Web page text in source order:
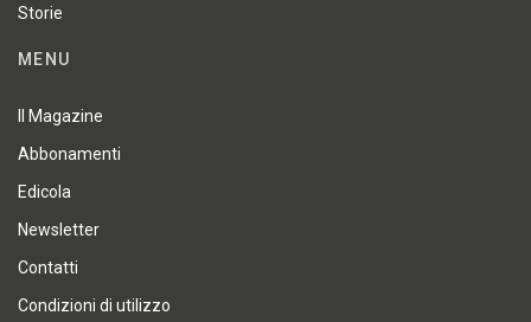
Storie
MENU
Il Magazine
Abbonamenti
Edicola
Newsletter
Contatti
Condizioni di utilizzo